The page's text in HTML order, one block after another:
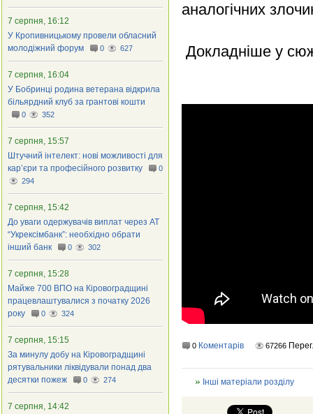
аналогічних
Докладніше у
0 Коментарів 67266
Інші матеріали розділу
7 серпня, 16:12
У Кропивницькому провели обласний
молодіжний форум
0 627
7 серпня, 16:04
У Бобринці родина ветерана відкрила
більярдний клуб за грантові кошти
0 352
7 серпня, 15:57
Штучний інтелект: нові можливості для
кар’єри та професійного розвитку
0
294
7 серпня, 15:42
До уваги одержувачів виплат через АТ
“Укрексімбанк”: необхідно обрати
інший банк
0 302
7 серпня, 15:28
Майже 700 ВПО на Кіровоградщині
працевлаштувалися з початку 2026
року
0 324
7 серпня, 15:15
За минулу добу на Кіровоградщині
рятувальники ліквідували понад два
десятки пожеж
0 274
7 серпня, 14:42